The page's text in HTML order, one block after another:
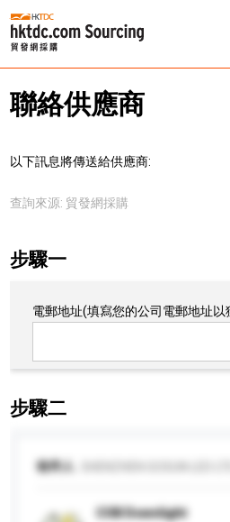
聯絡供應商
以下訊息將傳送給供應商:
查詢來源: 貿發網採購
步驟一
電郵地址(填寫您的公司電郵地址
步驟二
收件人
COB Downlight